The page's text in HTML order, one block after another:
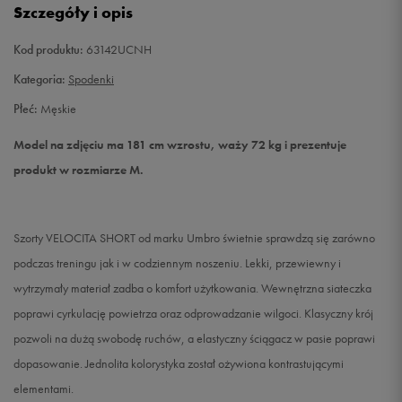
Szczegóły i opis
Kod produktu: 63142UCNH
Kategoria: Spodenki
Płeć: Męskie
Model na zdjęciu ma 181 cm wzrostu, waży 72 kg i prezentuje
produkt w rozmiarze M.
Szorty VELOCITA SHORT od marku Umbro świetnie sprawdzą się zarówno
podczas treningu jak i w codziennym noszeniu. Lekki, przewiewny i
wytrzymały materiał zadba o komfort użytkowania. Wewnętrzna siateczka
poprawi cyrkulację powietrza oraz odprowadzanie wilgoci. Klasyczny krój
pozwoli na dużą swobodę ruchów, a elastyczny ściągacz w pasie poprawi
dopasowanie. Jednolita kolorystyka został ożywiona kontrastującymi
elementami.